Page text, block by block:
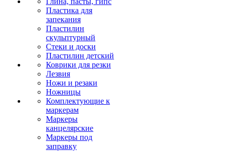
Пластика для
запекания
Пластилин
скульптурный
Стеки и доски
Пластилин детский
Коврики для резки
Лезвия
Ножи и резаки
Ножницы
Комплектующие к
маркерам
Маркеры
канцелярские
Маркеры под
заправку